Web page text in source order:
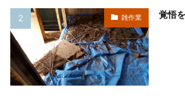
雑作業 覚悟